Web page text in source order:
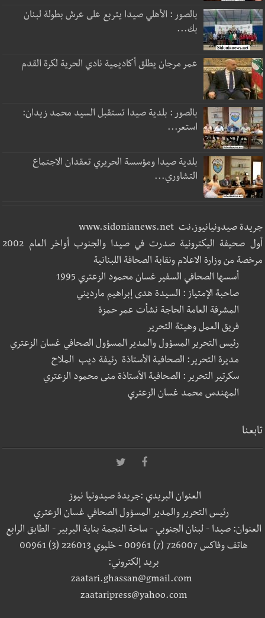
بالصور : الأهلي صيدا يتربع على عرش بطولة لبنان
بك...
عمر مرجان يطلق أكاديمية نادي الحرية لكرة القدم
بالصور : بلدية صيدا تستقبل السيد محمد زيدان:
استعر...
بلدية صيدا ومؤسسة الحريري تعقدان الاجتماع
التشاوري...
جريدة صيدونيانيوز.نت www.sidonianews.net
أول صحيفة اليكترونية صدرت في صيدا والجنوب أواخر العام 2002
مرخصة من وزارة الاعلام ونقابة الصحافة اللبنانية
أسسها الصحافي السفير غسان محمود الزعتري 1995
صاحبة الإمتياز : السيدة هدى إبراهيم مارديني
المشرفة العامة الحاجة نشأت عمر حمزة
فريق العمل وهيئة التحرير
رئيس التحرير المسؤول والمدير المسؤول الصحافي غسان الزعتري
مديرة التحرير: الصحافية الأستاذة رئيفة ديب الملاح
سكرتير التحرير : الصحافية الأستاذة منى محمود الزعتري
المهندس محمد غسان الزعتري
تابعنا
العنوان البريدي :جريدة صيدونيا نيوز
رئيس التحرير والمدير المسؤول الصحافي غسان الزعتري
العنوان: صيدا - لبنان الجنوبي - ساحة النجمة بناية البربير - الطابق الرابع
هاتف وفاكس 726007 (7) 00961 - خليوي 226013 (3) 00961
بريد إلكتروني:
zaatari.ghassan@gmail.com
zaataripress@yahoo.com